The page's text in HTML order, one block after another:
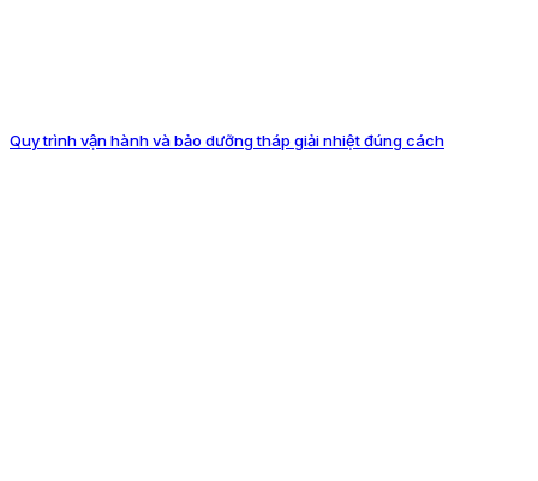
Quy trình vận hành và bảo dưỡng tháp giải nhiệt đúng cách